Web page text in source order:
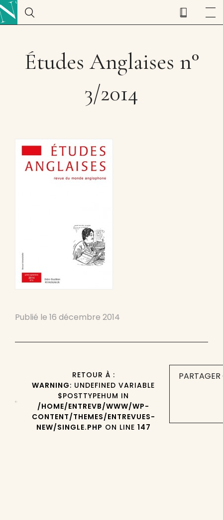
Études Anglaises n°
3/2014
Publié le 16 décembre 2014
RETOUR À :
WARNING: UNDEFINED VARIABLE
$POSTTYPEHUM IN
/HOME/ENTREVB/WWW/WP-
CONTENT/THEMES/ENTREVUES-
NEW/SINGLE.PHP ON LINE 147